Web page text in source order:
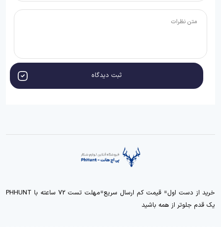
ثبت دیدگاه
خرید از دست اول= قیمت کم ارسال سریع=مهلت تست 72 ساعته با PHHUNT
یک قدم جلوتر از همه باشید